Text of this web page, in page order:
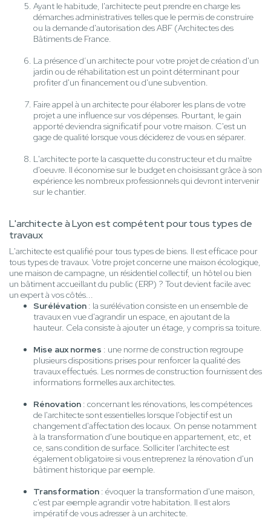
Ayant le habitude, l'architecte peut prendre en charge les
démarches administratives telles que le permis de construire
ou la demande d'autorisation des ABF (Architectes des
Bâtiments de France.
La présence d’un architecte pour votre projet de création d'un
jardin ou de réhabilitation est un point déterminant pour
profiter d'un financement ou d'une subvention.
Faire appel à un architecte pour élaborer les plans de votre
projet a une influence sur vos dépenses. Pourtant, le gain
apporté deviendra significatif pour votre maison. C'est un
gage de qualité lorsque vous déciderez de vous en séparer.
L'architecte porte la casquette du constructeur et du maître
d'oeuvre. Il économise sur le budget en choisissant grâce à son
expérience les nombreux professionnels qui devront intervenir
sur le chantier.
L'architecte à Lyon est compétent pour tous types de
travaux
L'architecte est qualifié pour tous types de biens. Il est efficace pour
tous types de travaux. Votre projet concerne une maison écologique,
une maison de campagne, un résidentiel collectif, un hôtel ou bien
un bâtiment accueillant du public (ERP) ? Tout devient facile avec
un expert à vos côtés...
Surélévation : la surélévation consiste en un ensemble de
travaux en vue d'agrandir un espace, en ajoutant de la
hauteur. Cela consiste à ajouter un étage, y compris sa toiture.
Mise aux normes : une norme de construction regroupe
plusieurs dispositions prises pour renforcer la qualité des
travaux effectués. Les normes de construction fournissent des
informations formelles aux architectes.
Rénovation : concernant les rénovations, les compétences
de l'architecte sont essentielles lorsque l'objectif est un
changement d'affectation des locaux. On pense notamment
à la transformation d'une boutique en appartement, etc, et
ce, sans condition de surface. Solliciter l'architecte est
également obligatoire si vous entreprenez la rénovation d'un
bâtiment historique par exemple.
Transformation : évoquer la transformation d'une maison,
c'est par exemple agrandir votre habitation. Il est alors
impératif de vous adresser à un architecte.